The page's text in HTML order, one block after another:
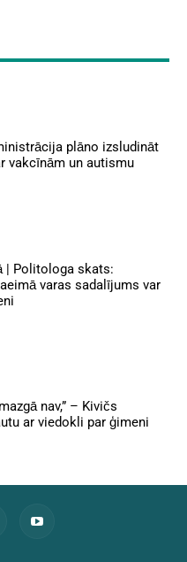
plāno izsludināt
vakcīnām un autismu
| Politologa skats:
varas sadalījums var
nav,” – Kivičs
ar viedokli par ģimeni